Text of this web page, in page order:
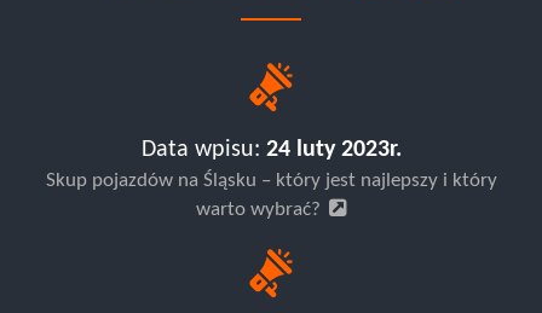
Data wpisu: 24 luty 2023r.
Skup pojazdów na Śląsku – który jest najlepszy i który
warto wybrać?